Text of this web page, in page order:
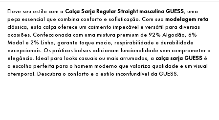
Eleve seu estilo com a Calça Sarja Regular Straight masculina GUESS, uma
peça essencial que combina conforto e sofisticação. Com sua modelagem reta
clássica, esta calça oferece um caimento impecável e versátil para diversas
ocasiões. Confeccionada com uma mistura premium de 92% Algodão, 6%
Modal e 2% Linho, garante toque macio, respirabilidade e durabilidade
excepcionais. Os práticos bolsos adicionam funcionalidade sem comprometer a
elegância. Ideal para looks casuais ou mais arrumados, a calça sarja GUESS é
a escolha perfeita para o homem moderno que valoriza qualidade e um visual
atemporal. Descubra o conforto e o estilo inconfundível da GUESS.